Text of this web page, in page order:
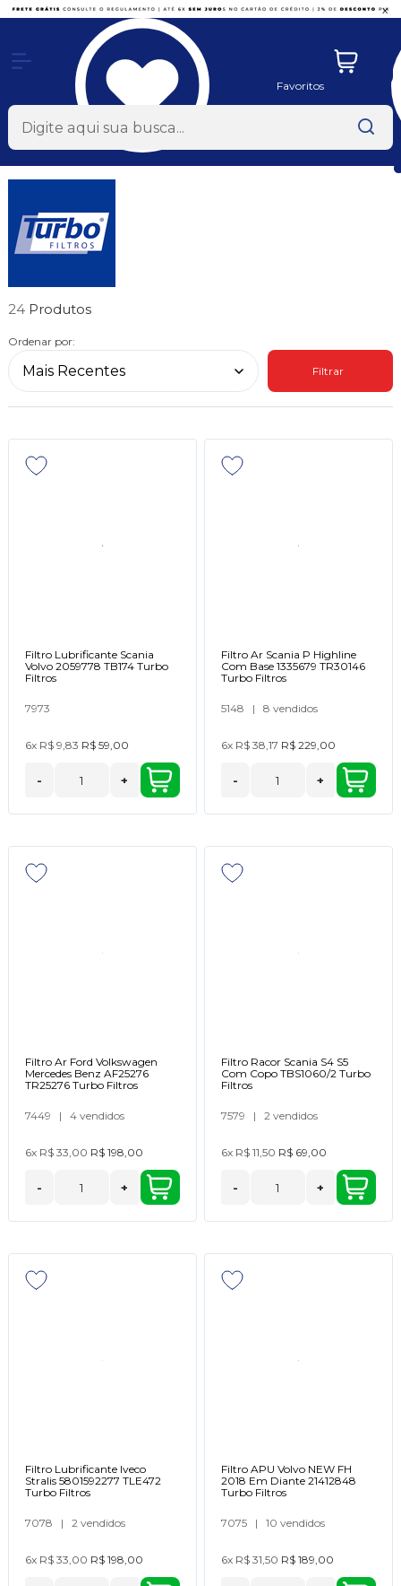
x
Favoritos
24
Ordenar por:
Filtrar
Filtro Lubrificante Scania
Volvo 2059778 TB174 Turbo
Filtros
7973
6x R$ 9,83 R$ 59,00
- +
Filtro Ar Scania P Highline
Com Base 1335679 TR30146
Turbo Filtros
5148 | 8 vendidos
6x R$ 38,17 R$ 229,00
- +
Filtro Ar Ford Volkswagen
Mercedes Benz AF25276
TR25276 Turbo Filtros
7449 | 4 vendidos
6x R$ 33,00 R$ 198,00
- +
Filtro Racor Scania S4 S5
Com Copo TBS1060/2 Turbo
Filtros
7579 | 2 vendidos
6x R$ 11,50 R$ 69,00
- +
Filtro Lubrificante Iveco
Stralis 5801592277 TLE472
Turbo Filtros
7078 | 2 vendidos
6x R$ 33,00 R$ 198,00
Filtro APU Volvo NEW FH
2018 Em Diante 21412848
Turbo Filtros
7075 | 10 vendidos
6x R$ 31,50 R$ 189,00